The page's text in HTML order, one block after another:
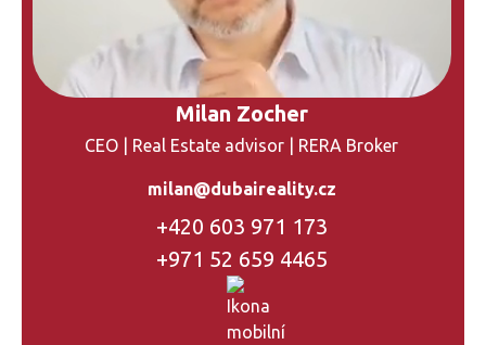
Milan Zocher
CEO | Real Estate advisor | RERA Broker
milan@dubaireality.cz
+420 603 971 173
+971 52 659 4465